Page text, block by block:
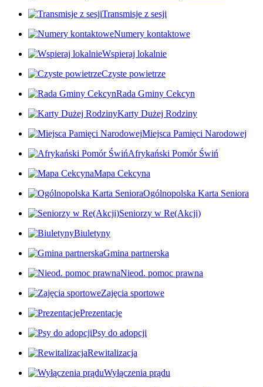
Transmisje z sesji
Numery kontaktowe
Wspieraj lokalnie
Czyste powietrze
Rada Gminy Cekcyn
Karty Dużej Rodziny
Miejsca Pamięci Narodowej
Afrykański Pomór Świń
Mapa Cekcyna
Ogólnopolska Karta Seniora
Seniorzy w Re(Akcji)
Biuletyny
Gmina partnerska
Nieod. pomoc prawna
Zajęcia sportowe
Prezentacje
Psy do adopcji
Rewitalizacja
Wyłączenia prądu